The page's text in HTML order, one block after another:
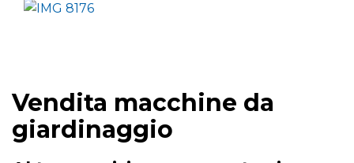
Vendita macchine da
giardinaggio